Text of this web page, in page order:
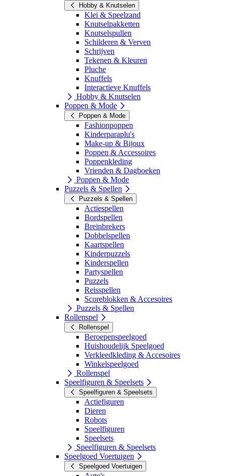
Hobby & Knutselen
Klei & Speelzand
Knutselpakketten
Knutselspullen
Schilderen & Verven
Schrijven
Tekenen & Kleuren
Pluche
Knuffels
Interactieve Knuffels
Hobby & Knutselen
Poppen & Mode
Poppen & Mode
Fashionpoppen
Kinderparaplu's
Make-up & Bijoux
Poppen & Accessoires
Poppenkleding
Vrienden & Dagboeken
Poppen & Mode
Puzzels & Spellen
Puzzels & Spellen
Actiespellen
Bordspellen
Breinbrekers
Dobbelspellen
Kaartspellen
Kinderpuzzels
Kinderspellen
Partyspellen
Puzzels
Reisspellen
Scoreblokken & Accesoires
Puzzels & Spellen
Rollenspel
Rollenspel
Beroepenspeelgoed
Huishoudelijk Speelgoed
Verkleedkleding & Accesoires
Winkelspeelgoed
Rollenspel
Speelfiguren & Speelsets
Speelfiguren & Speelsets
Actiefiguren
Dieren
Robots
Speelfiguren
Speelsets
Speelfiguren & Speelsets
Speelgoed Voertuigen
Speelgoed Voertuigen